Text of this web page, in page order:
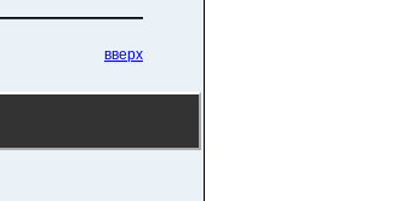
вверх